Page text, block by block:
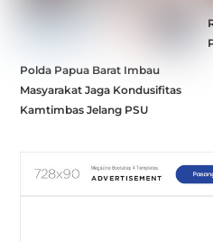
Polda Papua Barat Imbau
Masyarakat Jaga Kondusifitas
Kamtimbas Jelang PSU